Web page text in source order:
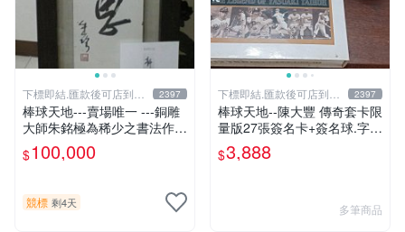
下標即結.匯款後可店到店
關於我
2397
棒球天地---賣場唯一 ---銅雕
大師朱銘極為稀少之書法作
品-----靜思.由慧眼藝廊出具
證明
$100,000
競標 剩4天
下標即結.匯款後可店到店
關於我
2397
棒球天地--陳大豐 傳奇套卡限
量版27張簽名卡+簽名球.字跡
漂亮超稀少
$3,888
多筆商品